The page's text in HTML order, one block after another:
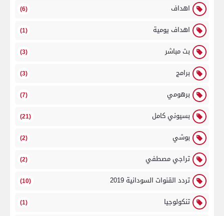
اهداف (6)
اهداف يومية (1)
بث مباشر (3)
برامج (3)
برهومي (7)
بسيوني كامل (21)
بوشي (2)
تراجي مصطفي (2)
تردد القنوات السودانية 2019 (10)
تنكولوجيا (1)